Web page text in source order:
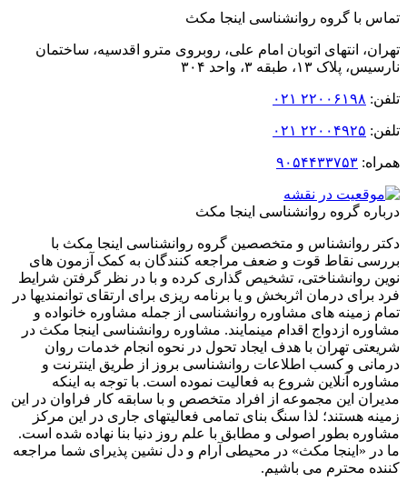
با گروه روانشناسی اینجا مکث
انتهای اتوبان امام‌ علی، روبروی مترو اقدسیه، ساختمان
۱۳، طبقه ۳، واحد ۳۰۴
۲۲۰۰۶۱۹۸ ۰۲۱
۲۲۰۰۴۹۲۵ ۰۲۱
۹۰۵۴۴۳۳۷۵۳
گروه روانشناسی اینجا مکث
روانشناس و متخصصین گروه روانشناسی اینجا مکث با
نقاط قوت و ضعف مراجعه کنندگان به کمک آزمون های
روانشناختی، تشخیص گذاری کرده و با در نظر گرفتن شرایط
درمان اثربخش و یا برنامه ریزی برای ارتقای توانمندیها در
زمینه های مشاوره روانشناسی از جمله مشاوره خانواده و
ازدواج اقدام مینمایند. مشاوره روانشناسی اینجا مکث در
تهران با هدف ایجاد تحول در نحوه انجام خدمات روان
و کسب اطلاعات روانشناسی بروز از طریق اینترنت و
آنلاین شروع به فعالیت نموده است. با توجه به اینکه
این مجموعه از افراد متخصص و با سابقه کار فراوان در این
هستند؛ لذا سنگ بنای تمامی فعالیتهای جاری در این مرکز
بطور اصولی و مطابق با علم روز دنیا بنا نهاده شده است.
«اینجا مکث» در محیطی آرام و دل نشین پذیرای شما مراجعه
محترم می باشیم.